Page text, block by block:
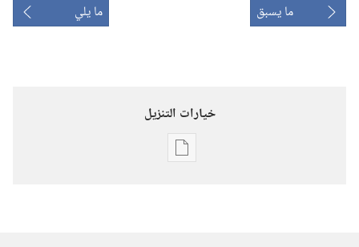
ما يسبق ما يلي
خيارات التنزيل
خيارات